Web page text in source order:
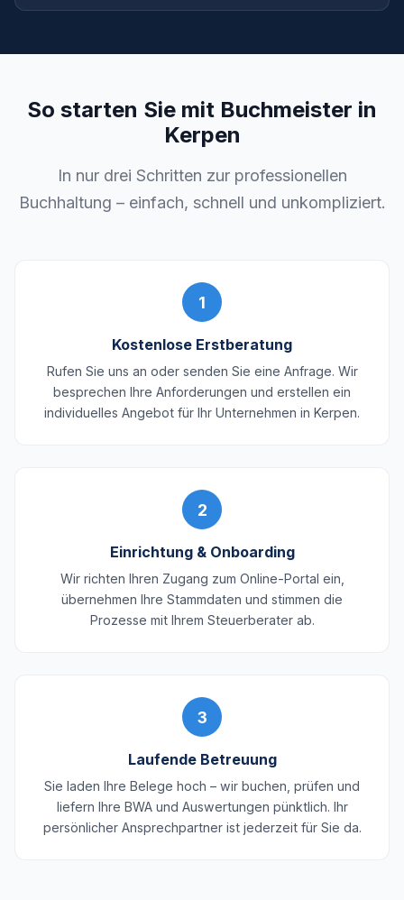
So starten Sie mit Buchmeister in
Kerpen
In nur drei Schritten zur professionellen
Buchhaltung – einfach, schnell und unkompliziert.
1
Kostenlose Erstberatung
Rufen Sie uns an oder senden Sie eine Anfrage. Wir
besprechen Ihre Anforderungen und erstellen ein
individuelles Angebot für Ihr Unternehmen in Kerpen.
2
Einrichtung & Onboarding
Wir richten Ihren Zugang zum Online-Portal ein,
übernehmen Ihre Stammdaten und stimmen die
Prozesse mit Ihrem Steuerberater ab.
3
Laufende Betreuung
Sie laden Ihre Belege hoch – wir buchen, prüfen und
liefern Ihre BWA und Auswertungen pünktlich. Ihr
persönlicher Ansprechpartner ist jederzeit für Sie da.